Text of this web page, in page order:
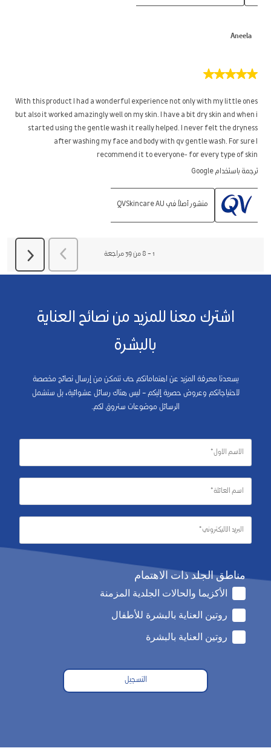
5
5
نجوم.
Aneela
With this product I had a wonderful experience not only with my little ones
but also it worked amazingly well on my skin. I have a bit dry skin and when i
started using the gentle wash it really helped. I never felt the dryness
after washing my face and body with qv gentle wash. For sure I
recommend it to everyone- for every type of skin
ترجمة باستخدام Google
منشور أصلاً في QVSkincare AU
1
–8 من 39 مراجعة السابق مراجعةالتالي
مراجعة
اشترك معنا للمزيد من نصائح العناية
بالبشرة
يسعدنا معرفة المزيد عن اهتماماتكم حتى نتمكن من إرسال نصائح مخصصة
لاحتياجاتكم وعروض حصرية إليكم – ليس هناك رسائل عشوائية، بل ستشمل
الرسائل موضوعات ستروق لكم.
مناطق الجلد ذات الاهتمام
الأكزيما والحالات الجلدية المزمنة
روتين العناية بالبشرة للأطفال
روتين العناية بالبشرة
التسجيل